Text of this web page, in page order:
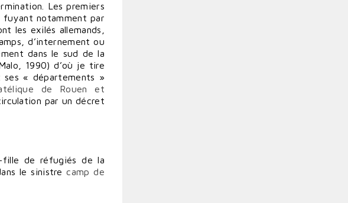
Les premiers
fuyant notamment par
les exilés allemands,
d’internement ou
dans le sud de la
1990) d’où je tire
ses « départements »
de Rouen et
par un décret
fille de réfugiés de la
le sinistrecamp de